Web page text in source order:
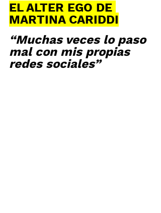
EL ALTER EGO DE
MARTINA CARIDDI
“Muchas veces lo paso
mal con mis propias
redes sociales”